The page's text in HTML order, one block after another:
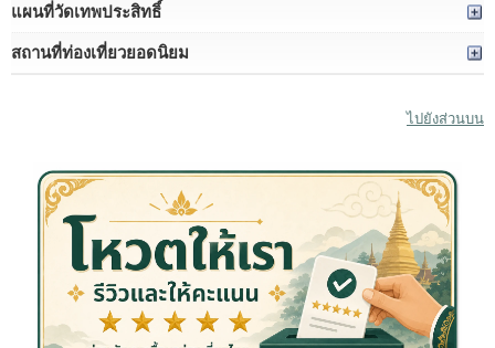
แผนที่วัดเทพประสิทธิ์
สถานที่ท่องเที่ยวยอดนิยม
ไปยังส่วนบน